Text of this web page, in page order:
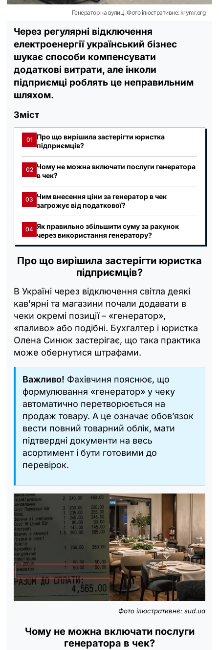
Генератор на вулиці. Фото ілюстративне: krymr.org
Через регулярні відключення
електроенергії український бізнес
шукає способи компенсувати
додаткові витрати, але інколи
підприємці роблять це неправильним
шляхом.
Зміст
01
Про що вирішила застерігти юристка
підприємців?
02 Чому не можна включати послуги генератора
в чек?
03 Чим внесення ціни за генератор в чек
загрожує від податкової?
04 Як правильно збільшити суму за рахунок
через використання генератору?
Про що вирішила застерігти юристка
підприємців?
В Україні через відключення світла деякі
кав'ярні та магазини почали додавати в
чеки окремі позиції – «генератор»,
«паливо» або подібні. Бухгалтер і юристка
Олена Синюк застерігає, що така практика
може обернутися штрафами.
Важливо! Фахівчиня пояснює, що
формулювання «генератор» у чеку
автоматично перетворюється на
продаж товару. А це означає обов’язок
вести повний товарний облік, мати
підтвердні документи на весь
асортимент і бути готовими до
перевірок.
Фото ілюстративне: sud.ua
Чому не можна включати послуги
генератора в чек?